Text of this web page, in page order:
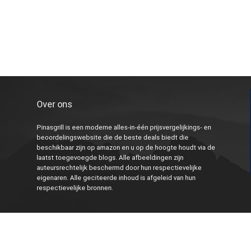
Over ons
Pinasgrill is een moderne alles-in-één prijsvergelijkings- en
beoordelingswebsite die de beste deals biedt die
beschikbaar zijn op amazon en u op de hoogte houdt via de
laatst toegevoegde blogs. Alle afbeeldingen zijn
auteursrechtelijk beschermd door hun respectievelijke
eigenaren. Alle geciteerde inhoud is afgeleid van hun
respectievelijke bronnen.